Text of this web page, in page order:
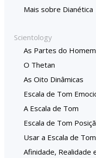
Mais sobre Dianética
Scientology
As Partes do Homem
O Thetan
As Oito Dinâmicas
Escala de Tom
A Escala de Tom
Escala de Tom
Usar a Escala de Tom
Afinidade, Realidade